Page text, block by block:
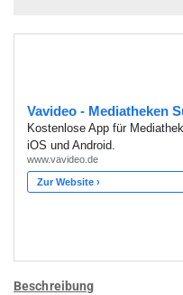
Beschreibung